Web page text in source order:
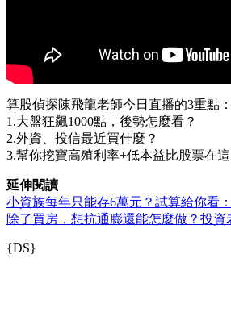
算股偵探陳飛龍老師今日直播的3重點：
1.大盤狂飆1000點，後勢怎麼看？
2.外資、投信最近買什麼？
3.幫你挖寶高殖利率+低本益比股票在這
延伸閱讀
小資族每年只能存6萬元？試算給你看
除了買房，想抗通膨還能怎麼做？投資
{DS}